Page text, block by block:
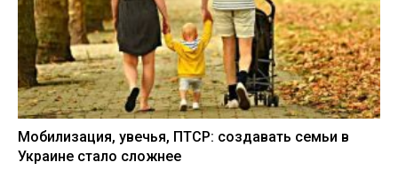
Мобилизация, увечья, ПТСР: создавать семьи в
Украине стало сложнее